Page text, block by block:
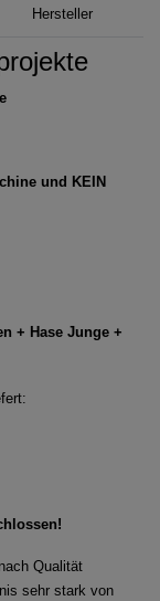
Hersteller
und KEIN
+ Hase Junge +
Qualität
sehr stark von